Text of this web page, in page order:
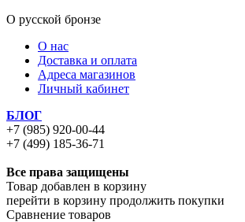
О русской бронзе
О нас
Доставка и оплата
Адреса магазинов
Личный кабинет
БЛОГ
+7 (985) 920-00-44
+7 (499) 185-36-71
Все права защищены
Товар добавлен в корзину
перейти в корзину продолжить покупки
Сравнение товаров